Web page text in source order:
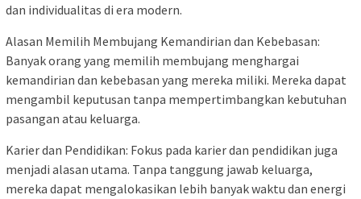
dan individualitas di era modern.
Alasan Memilih Membujang Kemandirian dan Kebebasan:
Banyak orang yang memilih membujang menghargai
kemandirian dan kebebasan yang mereka miliki. Mereka dapat
mengambil keputusan tanpa mempertimbangkan kebutuhan
pasangan atau keluarga.
Karier dan Pendidikan: Fokus pada karier dan pendidikan juga
menjadi alasan utama. Tanpa tanggung jawab keluarga,
mereka dapat mengalokasikan lebih banyak waktu dan energi